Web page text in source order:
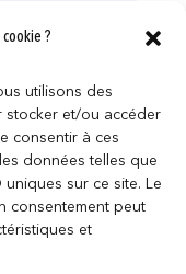
?
utilisons des
stocker et/ou accéder
consentir à ces
données telles que
sur ce site. Le
consentement peut
et